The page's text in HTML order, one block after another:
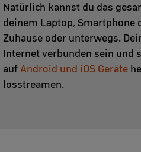
Natürlich kannst du das
deinem Laptop, Smartphone
Zuhause oder unterwegs.
Internet verbunden sein und
auf Android und iOS Geräte
losstreamen.